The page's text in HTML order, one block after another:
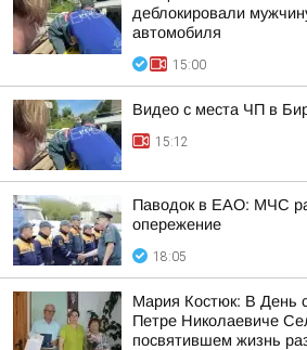
деблокировали
автомобиля
15:00
Видео с места ЧП в
15:12
Паводок в ЕАО: МЧС
опережение
18:05
Мария Костюк: В День
Петре Николаевиче
посвятившем жизнь